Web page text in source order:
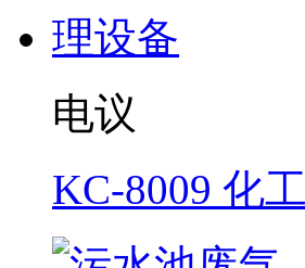
电议
KC-8009 化